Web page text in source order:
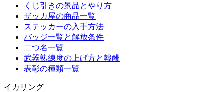
くじ引きの景品とやり方
ザッカ屋の商品一覧
ステッカーの入手方法
バッジ一覧と解放条件
二つ名一覧
武器熟練度の上げ方と報酬
表彰の種類一覧
イカリング